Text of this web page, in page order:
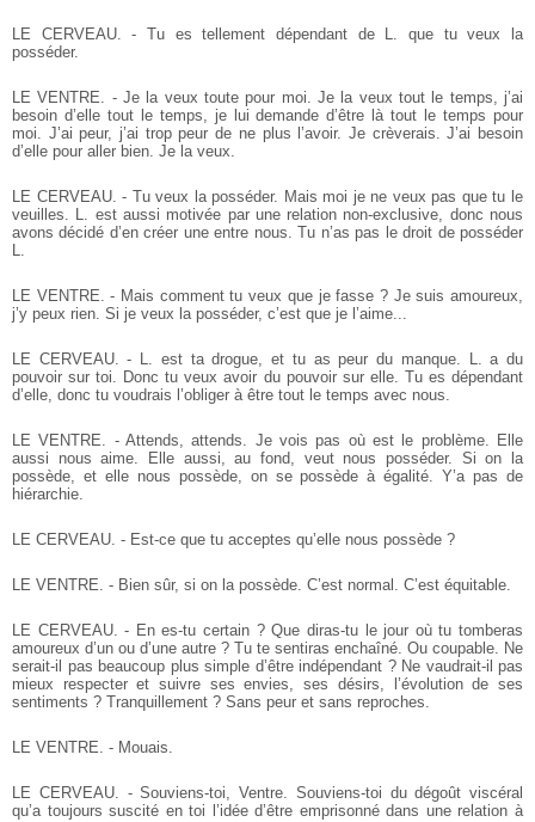
LE CERVEAU. - Tu es tellement dépendant de L. que tu veux la
posséder.
LE VENTRE. - Je la veux toute pour moi. Je la veux tout le temps, j’ai
besoin d’elle tout le temps, je lui demande d’être là tout le temps pour
moi. J’ai peur, j’ai trop peur de ne plus l’avoir. Je crèverais. J’ai besoin
d’elle pour aller bien. Je la veux.
LE CERVEAU. - Tu veux la posséder. Mais moi je ne veux pas que tu le
veuilles. L. est aussi motivée par une relation non-exclusive, donc nous
avons décidé d’en créer une entre nous. Tu n’as pas le droit de posséder
L.
LE VENTRE. - Mais comment tu veux que je fasse ? Je suis amoureux,
j’y peux rien. Si je veux la posséder, c’est que je l’aime...
LE CERVEAU. - L. est ta drogue, et tu as peur du manque. L. a du
pouvoir sur toi. Donc tu veux avoir du pouvoir sur elle. Tu es dépendant
d’elle, donc tu voudrais l’obliger à être tout le temps avec nous.
LE VENTRE. - Attends, attends. Je vois pas où est le problème. Elle
aussi nous aime. Elle aussi, au fond, veut nous posséder. Si on la
possède, et elle nous possède, on se possède à égalité. Y’a pas de
hiérarchie.
LE CERVEAU. - Est-ce que tu acceptes qu’elle nous possède ?
LE VENTRE. - Bien sûr, si on la possède. C’est normal. C’est équitable.
LE CERVEAU. - En es-tu certain ? Que diras-tu le jour où tu tomberas
amoureux d’un ou d’une autre ? Tu te sentiras enchaîné. Ou coupable. Ne
serait-il pas beaucoup plus simple d’être indépendant ? Ne vaudrait-il pas
mieux respecter et suivre ses envies, ses désirs, l’évolution de ses
sentiments ? Tranquillement ? Sans peur et sans reproches.
LE VENTRE. - Mouais.
LE CERVEAU. - Souviens-toi, Ventre. Souviens-toi du dégoût viscéral
qu’a toujours suscité en toi l’idée d’être emprisonné dans une relation à